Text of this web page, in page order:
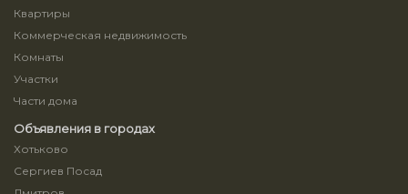
Квартиры
Коммерческая недвижимость
Комнаты
Участки
Части дома
Объявления в городах
Хотьково
Сергиев Посад